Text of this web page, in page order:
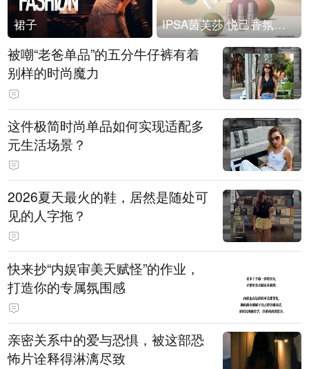
裙子 IPSA茵芙莎 悦己香氛凝露上市
被嘲“老爸单品”的五分牛仔裤有着
别样的时尚魔力
这件极简时尚单品如何实现适配多
元生活场景？
2026夏天最火的鞋，居然是随处可
见的人字拖？
快来抄“内娱审美天赋怪”的作业，
打造你的专属氛围感
亲密关系中的爱与恐惧，被这部恐
怖片诠释得淋漓尽致